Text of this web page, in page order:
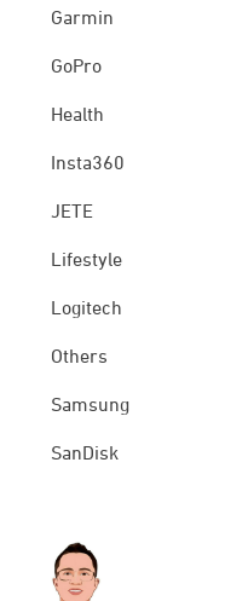
Garmin
GoPro
Health
Insta360
JETE
Lifestyle
Logitech
Others
Samsung
SanDisk